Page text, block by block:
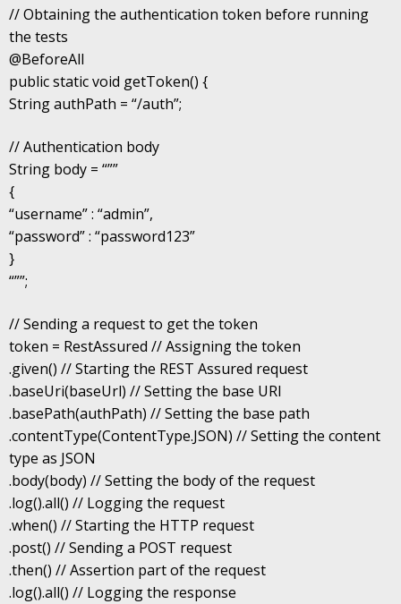
// Obtaining the authentication token before running
the tests
@BeforeAll
public static void getToken() {
String authPath = “/auth”;
// Authentication body
String body = “””
{
“username” : “admin”,
“password” : “password123”
}
“””;
// Sending a request to get the token
token = RestAssured // Assigning the token
.given() // Starting the REST Assured request
.baseUri(baseUrl) // Setting the base URI
.basePath(authPath) // Setting the base path
.contentType(ContentType.JSON) // Setting the content
type as JSON
.body(body) // Setting the body of the request
.log().all() // Logging the request
.when() // Starting the HTTP request
.post() // Sending a POST request
.then() // Assertion part of the request
.log().all() // Logging the response